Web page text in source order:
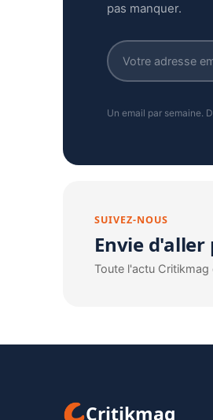
pas manquer.
Un email par semaine.
SUIVEZ-NOUS
Envie d'aller
Toute l'actu
Critikmag